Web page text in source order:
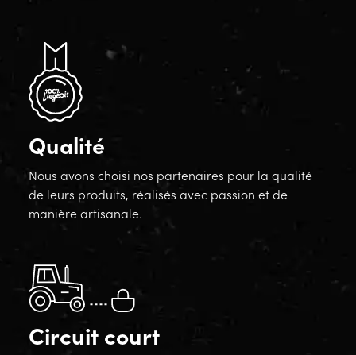
Qualité
Nous avons choisi nos partenaires pour la qualité
de leurs produits, réalisés avec passion et de
manière artisanale.
Circuit court